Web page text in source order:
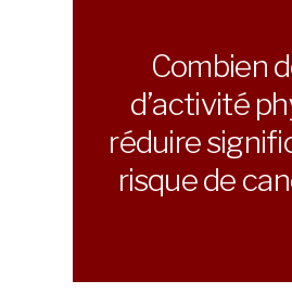
Combien
d’activité
réduire
risque de